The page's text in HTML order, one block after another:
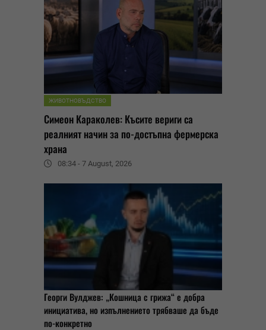
ЖИВОТНОВЪДСТВО
Симеон Караколев: Късите вериги са
реалният начин за по-достъпна фермерска
храна
08:34 - 7 August, 2026
Георги Вулджев: „Кошница с грижа“ е добра
инициатива, но изпълнението трябваше да бъде
по-конкретно